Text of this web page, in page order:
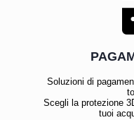
Soluzioni di
Scegli la protezione
tuoi